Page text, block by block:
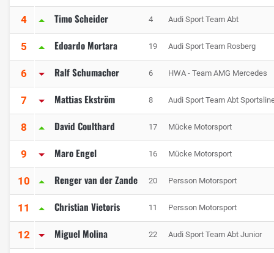
4 Timo Scheider 4 Audi Sport Team Abt
5 Edoardo Mortara 19 Audi Sport Team Rosberg
6 Ralf Schumacher 6 HWA - Team AMG Mercedes
7 Mattias Ekström 8 Audi Sport Team Abt
8 David Coulthard 17 Mücke Motorsport
9 Maro Engel 16 Mücke Motorsport
10 Renger van der Zande 20 Persson Motorsport
11 Christian Vietoris 11 Persson Motorsport
12 Miguel Molina 22 Audi Sport Team Abt Junior